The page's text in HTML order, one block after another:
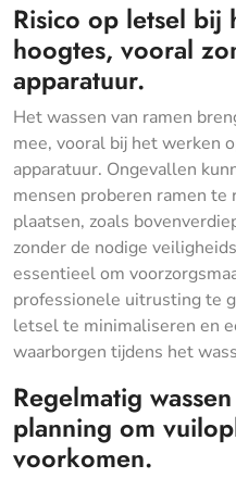
Risico op letsel bij
hoogtes, vooral
apparatuur.
Het wassen van ramen
mee, vooral bij het werken
apparatuur. Ongevallen
mensen proberen ramen
plaatsen, zoals
zonder de nodige
essentieel om
professionele uitrusting te
letsel te minimaliseren en
waarborgen tijdens het
Regelmatig
planning om
voorkomen.